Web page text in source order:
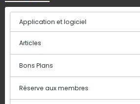
Application et logiciel
Articles
Bons Plans
Réserve aux membres